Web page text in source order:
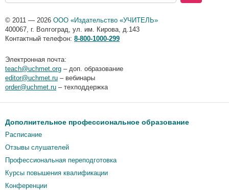
© 2011 — 2026 ООО «Издательство «УЧИТЕЛЬ»
400067, г. Волгоград, ул. им. Кирова, д.143
Контактный телефон: 8-800-1000-299
Электронная почта:
teach@uchmet.org – доп. образование
editor@uchmet.ru – вебинары
order@uchmet.ru – техподдержка
Дополнительное профессиональное образование
Расписание
Отзывы слушателей
Профессиональная переподготовка
Курсы повышения квалификации
Конференции